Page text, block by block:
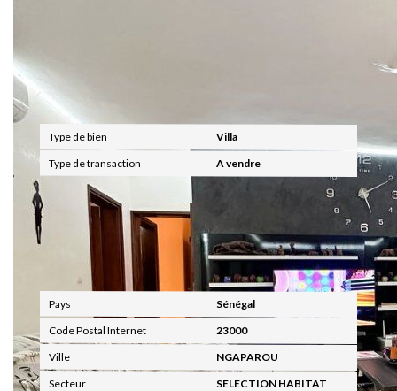
Général
Type de bien
Villa
Type de transaction
A vendre
Localisation
Pays
Sénégal
Code Postal Internet
23000
Ville
NGAPAROU
Secteur
SELECTION HABITAT